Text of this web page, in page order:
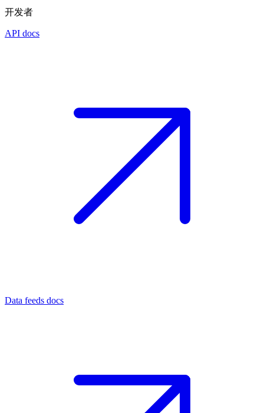
开发者
API docs
Data feeds docs